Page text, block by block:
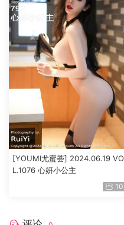
[YOUMI尤蜜荟] 2024.06.19 VO
L.1076 心妍小公主
10